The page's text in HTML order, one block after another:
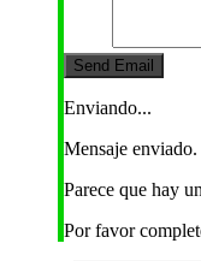
Enviando...
Mensaje
Parece que hay
Por favor